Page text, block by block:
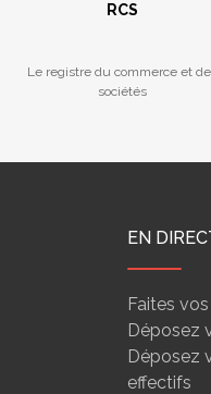
RCS
Le registre du commerce et
sociétés
EN
Faites
Déposez
Déposez
effectifs